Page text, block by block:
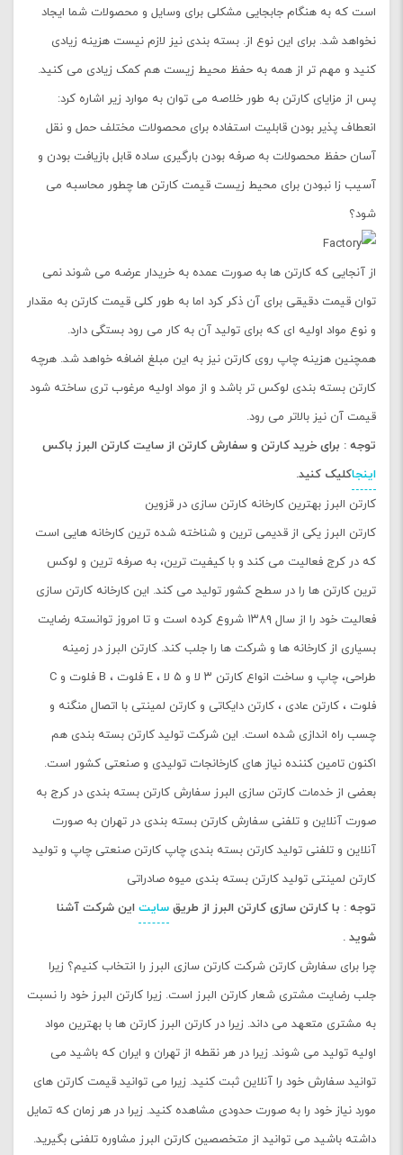
است که به هنگام جابجایی مشکلی برای وسایل و محصولات شما ایجاد
نخواهد شد. برای این نوع از. بسته بندی نیز لازم نیست هزینه زیادی
کنید و مهم تر از همه به حفظ محیط زیست هم کمک زیادی می کنید.
پس از مزایای کارتن به طور خلاصه می توان به موارد زیر اشاره کرد:‌
انعطاف پذیر بودن قابلیت استفاده برای محصولات مختلف حمل و نقل
آسان حفظ محصولات به صرفه بودن بارگیری ساده قابل بازیافت بودن و
آسیب زا نبودن برای محیط زیست قیمت کارتن ها چطور محاسبه می
شود؟‌
از آنجایی که کارتن ها به صورت عمده به خریدار عرضه می شوند نمی
توان قیمت دقیقی برای آن ذکر کرد اما به طور کلی قیمت کارتن به مقدار
و نوع مواد اولیه ای که برای تولید آن به کار می رود بستگی دارد.
همچنین هزینه چاپ روی کارتن نیز به این مبلغ اضافه خواهد شد. هرچه
کارتن بسته بندی لوکس تر باشد و از مواد اولیه مرغوب تری ساخته شود
قیمت آن نیز بالاتر می رود.
توجه : برای خرید کارتن و سفارش کارتن از سایت کارتن البرز باکس
اینجاکلیک کنید.
کارتن البرز بهترین کارخانه کارتن سازی در قزوین
کارتن البرز یکی از قدیمی ترین و شناخته شده ترین کارخانه هایی است
که در کرج فعالیت می کند و با کیفیت ترین، به صرفه ترین و لوکس
ترین کارتن ها را در سطح کشور تولید می کند. این کارخانه کارتن سازی
فعالیت خود را از سال ۱۳۸۹ شروع کرده است و تا امروز توانسته رضایت
بسیاری از کارخانه ها و شرکت ها را جلب کند. کارتن البرز در زمینه
طراحی، چاپ و ساخت انواع کارتن ۳ لا و ۵ لا ، E فلوت ، B فلوت و C
فلوت ، کارتن عادی ، کارتن دایکاتی و کارتن لمینتی با اتصال منگنه و
چسب راه اندازی شده است. این شرکت تولید کارتن بسته بندی هم
اکنون تامین کننده نیاز های کارخانجات تولیدی و صنعتی کشور است.
بعضی از خدمات کارتن سازی البرز سفارش کارتن بسته بندی در کرج به
صورت آنلاین و تلفنی سفارش کارتن بسته بندی در تهران به صورت
آنلاین و تلفنی تولید کارتن بسته بندی چاپ کارتن صنعتی چاپ و تولید
کارتن لمینتی تولید کارتن بسته بندی میوه صادراتی
توجه : با کارتن سازی کارتن البرز از طریق سایت این شرکت آشنا
شوید .
چرا برای سفارش کارتن شرکت کارتن سازی البرز را انتخاب کنیم؟ زیرا
جلب رضایت مشتری شعار کارتن البرز است. زیرا کارتن البرز خود را نسبت
به مشتری متعهد می داند. زیرا در کارتن البرز کارتن ها با بهترین مواد
اولیه تولید می شوند. زیرا در هر نقطه از تهران و ایران که باشید می
توانید سفارش خود را آنلاین ثبت کنید. زیرا می توانید قیمت کارتن های
مورد نیاز خود را به صورت حدودی مشاهده کنید. زیرا در هر زمان که تمایل
داشته باشید می توانید از متخصصین کارتن البرز مشاوره تلفنی بگیرید.